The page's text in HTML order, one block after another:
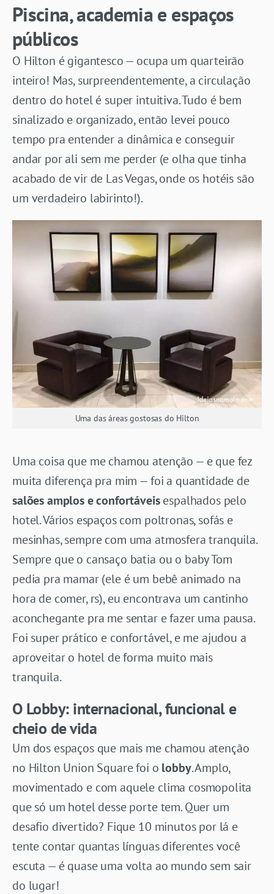
Piscina, academia e espaços
públicos
O Hilton é gigantesco — ocupa um quarteirão
inteiro! Mas, surpreendentemente, a circulação
dentro do hotel é super intuitiva. Tudo é bem
sinalizado e organizado, então levei pouco
tempo pra entender a dinâmica e conseguir
andar por ali sem me perder (e olha que tinha
acabado de vir de Las Vegas, onde os hotéis são
um verdadeiro labirinto!).
Uma das áreas gostosas do Hilton
Uma coisa que me chamou atenção — e que fez
muita diferença pra mim — foi a quantidade de
salões amplos e confortáveisespalhados pelo
hotel. Vários espaços com poltronas, sofás e
mesinhas, sempre com uma atmosfera tranquila.
Sempre que o cansaço batia ou o baby Tom
pedia pra mamar (ele é um bebê animado na
hora de comer, rs), eu encontrava um cantinho
aconchegante pra me sentar e fazer uma pausa.
Foi super prático e confortável, e me ajudou a
aproveitar o hotel de forma muito mais
tranquila.
O Lobby: internacional, funcional e
cheio de vida
Um dos espaços que mais me chamou atenção
no Hilton Union Square foi o lobby. Amplo,
movimentado e com aquele clima cosmopolita
que só um hotel desse porte tem. Quer um
desafio divertido? Fique 10 minutos por lá e
tente contar quantas línguas diferentes você
escuta — é quase uma volta ao mundo sem sair
do lugar!